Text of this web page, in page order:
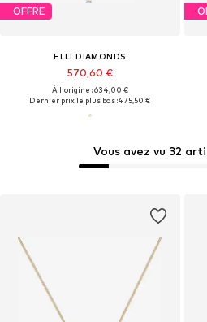
Vous avez vu 32
OFFRE
ELLI DIAMONDS
570,60 €
À l'origine : 634,00 €
Dernier prix le plus bas :475,50 €